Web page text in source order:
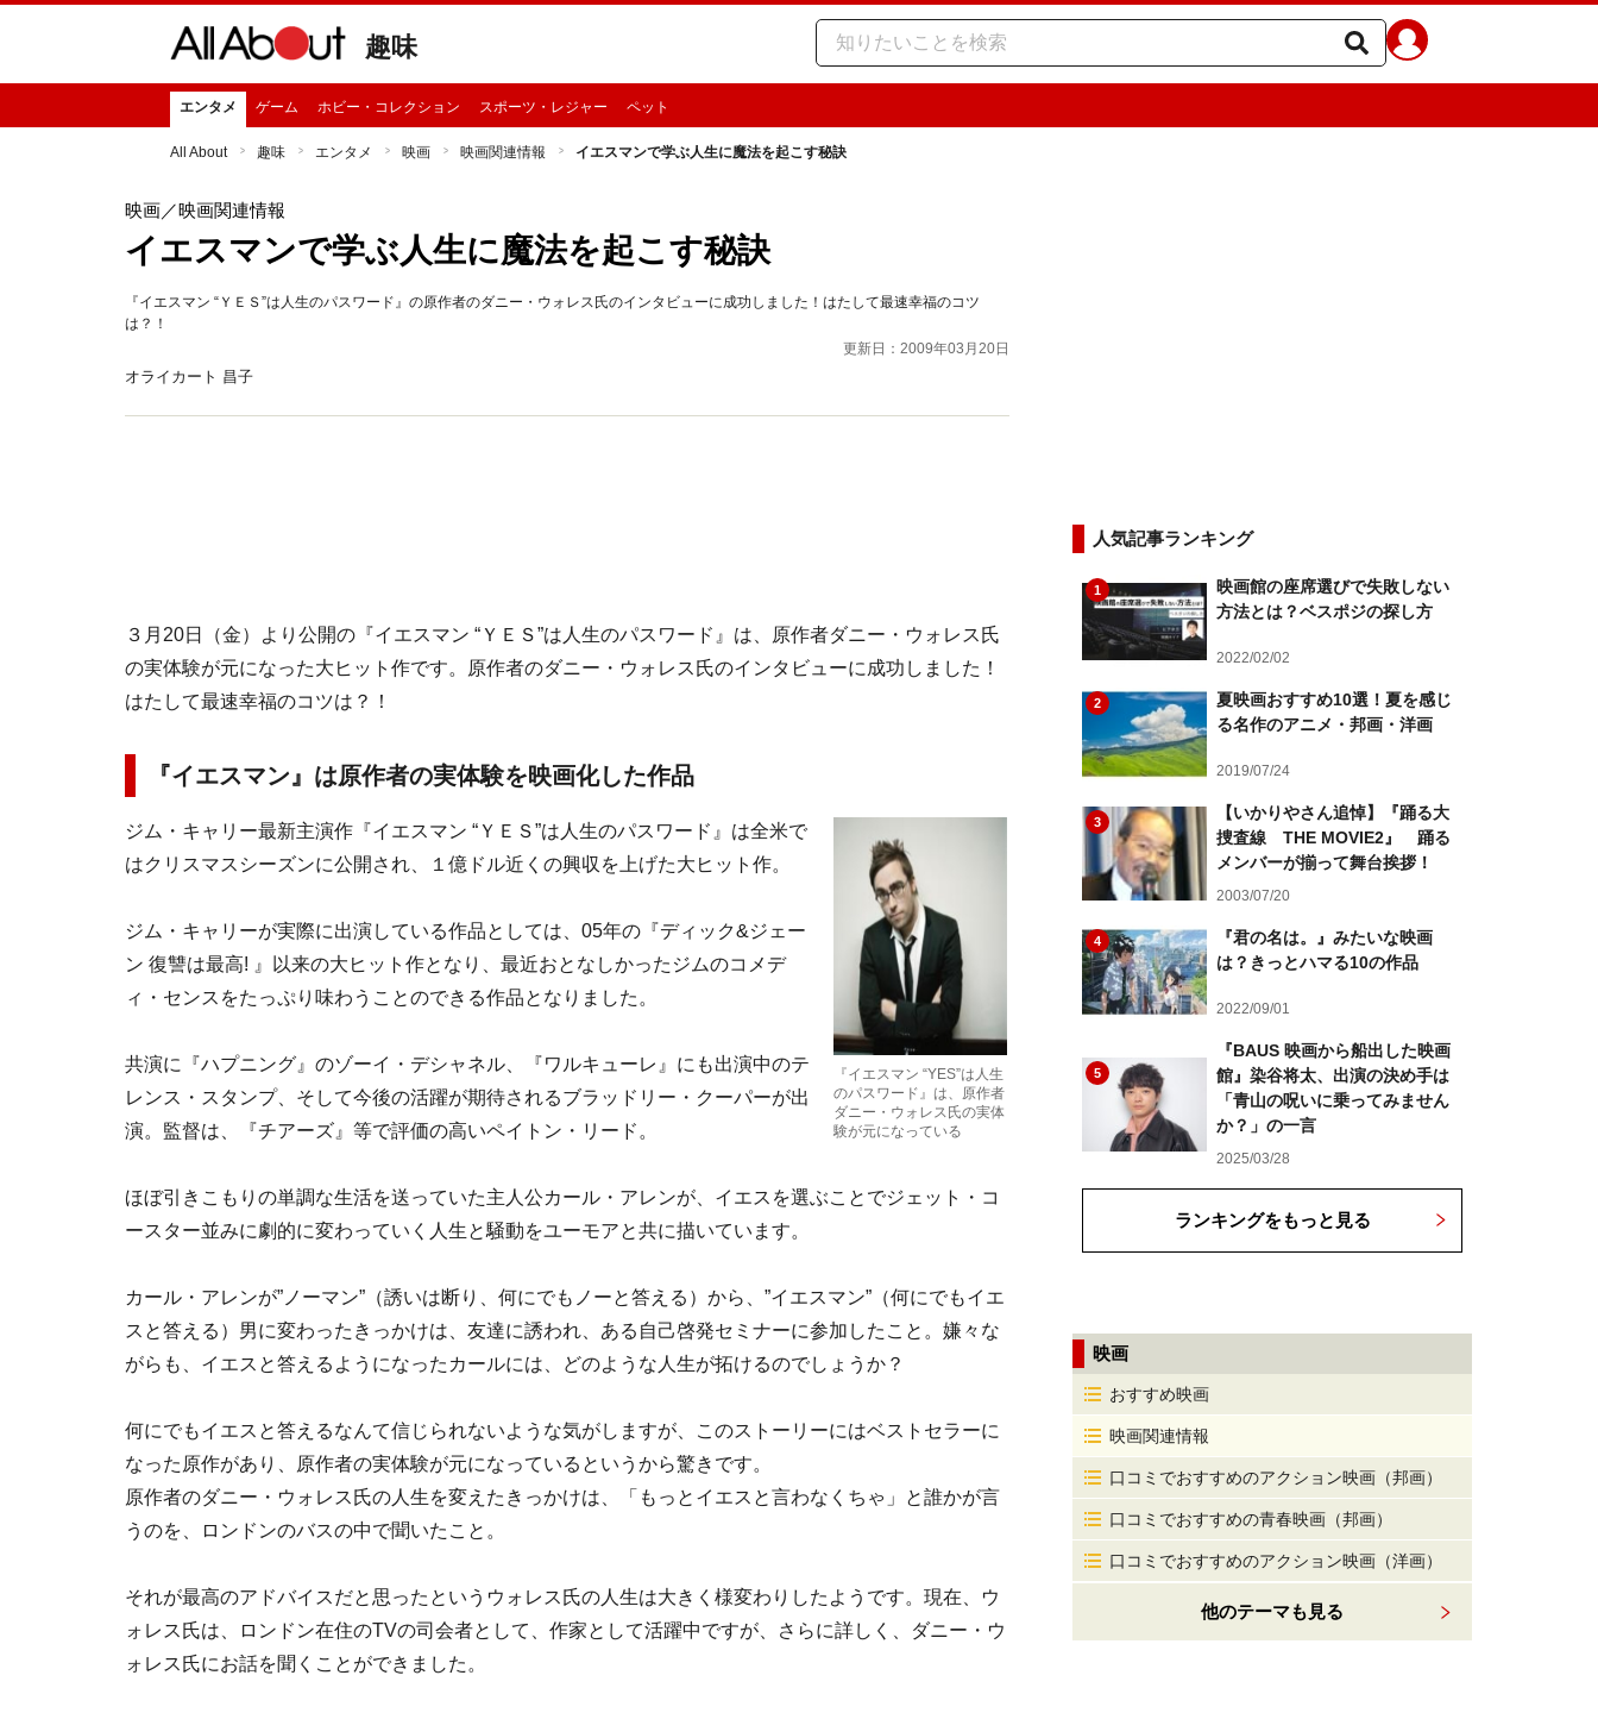
趣味
エンタメ ゲーム ホビー・コレクション スポーツ・レジャー ペット
All About 趣味 エンタメ 映画 映画関連情報 イエスマンで学ぶ人生に魔法を起こす秘訣
映画／映画関連情報
イエスマンで学ぶ人生に魔法を起こす秘訣
『イエスマン “ＹＥＳ”は人生のパスワード』の原作者のダニー・ウォレス氏のインタビューに成功しました！はたして最速幸福のコツ
は？！
更新日：2009年03月20日
オライカート 昌子
３月20日（金）より公開の『イエスマン “ＹＥＳ”は人生のパスワード』は、原作者ダニー・ウォレス氏
の実体験が元になった大ヒット作です。原作者のダニー・ウォレス氏のインタビューに成功しました！
はたして最速幸福のコツは？！
『イエスマン』は原作者の実体験を映画化した作品
『イエスマン “YES”は人生
のパスワード』は、原作者
ダニー・ウォレス氏の実体
験が元になっている
ジム・キャリー最新主演作『イエスマン “ＹＥＳ”は人生のパスワード』は全米で
はクリスマスシーズンに公開され、１億ドル近くの興収を上げた大ヒット作。
ジム・キャリーが実際に出演している作品としては、05年の『ディック&ジェー
ン 復讐は最高! 』以来の大ヒット作となり、最近おとなしかったジムのコメデ
ィ・センスをたっぷり味わうことのできる作品となりました。
共演に『ハプニング』のゾーイ・デシャネル、『ワルキューレ』にも出演中のテ
レンス・スタンプ、そして今後の活躍が期待されるブラッドリー・クーパーが出
演。監督は、『チアーズ』等で評価の高いペイトン・リード。
ほぼ引きこもりの単調な生活を送っていた主人公カール・アレンが、イエスを選ぶことでジェット・コ
ースター並みに劇的に変わっていく人生と騒動をユーモアと共に描いています。
カール・アレンが”ノーマン”（誘いは断り、何にでもノーと答える）から、”イエスマン”（何にでもイエ
スと答える）男に変わったきっかけは、友達に誘われ、ある自己啓発セミナーに参加したこと。嫌々な
がらも、イエスと答えるようになったカールには、どのような人生が拓けるのでしょうか？
何にでもイエスと答えるなんて信じられないような気がしますが、このストーリーにはベストセラーに
なった原作があり、原作者の実体験が元になっているというから驚きです。
原作者のダニー・ウォレス氏の人生を変えたきっかけは、「もっとイエスと言わなくちゃ」と誰かが言
うのを、ロンドンのバスの中で聞いたこと。
それが最高のアドバイスだと思ったというウォレス氏の人生は大きく様変わりしたようです。現在、ウ
ォレス氏は、ロンドン在住のTVの司会者として、作家として活躍中ですが、さらに詳しく、ダニー・ウ
ォレス氏にお話を聞くことができました。
人気記事ランキング
1
映画館の座席選びで失敗しない
方法とは？ベスポジの探し方
2022/02/02
2
夏映画おすすめ10選！夏を感じ
る名作のアニメ・邦画・洋画
2019/07/24
3
【いかりやさん追悼】『踊る大
捜査線 THE MOVIE2』 踊る
メンバーが揃って舞台挨拶！
2003/07/20
4
『君の名は。』みたいな映画
は？きっとハマる10の作品
2022/09/01
5
『BAUS 映画から船出した映画
館』染谷将太、出演の決め手は
「青山の呪いに乗ってみません
か？」の一言
2025/03/28
ランキングをもっと見る
映画
おすすめ映画
映画関連情報
口コミでおすすめのアクション映画（邦画）
口コミでおすすめの青春映画（邦画）
口コミでおすすめのアクション映画（洋画）
他のテーマも見る